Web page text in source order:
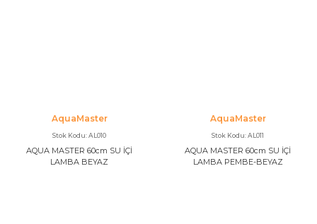
AquaMaster
Stok Kodu: AL010
AQUA MASTER 60cm SU İÇİ
LAMBA BEYAZ
AquaMaster
Stok Kodu: AL011
AQUA MASTER 60cm SU İÇİ
LAMBA PEMBE-BEYAZ